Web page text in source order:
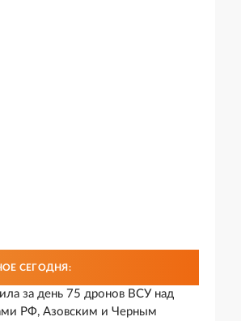
СЕГОДНЯ:
за день 75 дронов ВСУ над
РФ, Азовским и Черным